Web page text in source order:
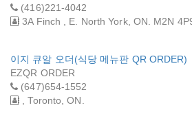
(416)221-4042
3A Finch , E. North York, ON. M2N
이지 큐알 오더(식당 메뉴판 QR ORDER)
EZQR ORDER
(647)654-1552
, Toronto, ON.